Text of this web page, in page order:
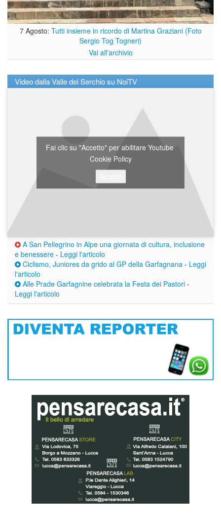
7 Agosto: Tutti insieme in ricordo di Martina Graziani (Foto
Sergio Tog Togneri)
Vai all'archivio
Video dalla Valle del Serchio su NoiTV
Fai clic su "Accetto" per abilitare Youtube
Cookie Policy
A San Pellegrino in Alpe una giornata di cultura, inclusione
e benessere - Leggi l'articolo
Ciclismo, Juniores da grido al GP della Garfagnana - Leggi
l'articolo
Alle Prade Garfagnine celebrata la Festa dei Pastori -
Leggi l'articolo